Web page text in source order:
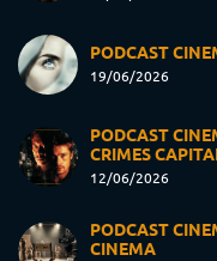
PODCAST
19/06/2026
PODCAST
CRIMES
12/06/2026
PODCAST
CINEMA